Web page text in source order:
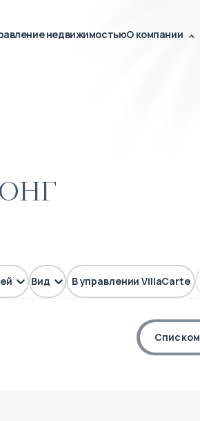
недвижимостьюО компании
Вид В управлении VillaCarte
Списком